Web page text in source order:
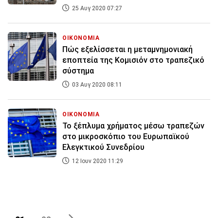
25 Αυγ 2020 07:27
ΟΙΚΟΝΟΜΙΑ
Πώς εξελίσσεται η μεταμνημονιακή
εποπτεία της Κομισιόν στο τραπεζικό
σύστημα
03 Αυγ 2020 08:11
ΟΙΚΟΝΟΜΙΑ
Το ξέπλυμα χρήματος μέσω τραπεζών
στο μικροσκόπιο του Ευρωπαϊκού
Ελεγκτικού Συνεδρίου
12 Ιουν 2020 11:29